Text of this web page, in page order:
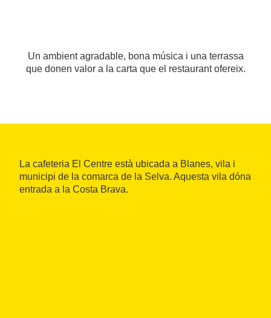
Un ambient agradable, bona música i una terrassa
que donen valor a la carta que el restaurant ofereix.
La cafeteria El Centre està ubicada a Blanes, vila i
municipi de la comarca de la Selva. Aquesta vila dóna
entrada a la Costa Brava.